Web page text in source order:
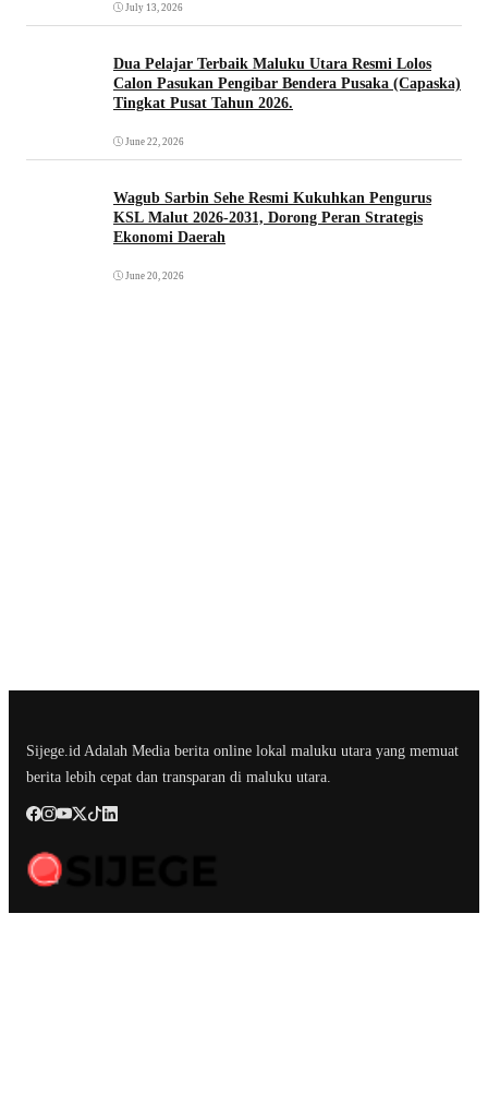
July 13, 2026
Dua Pelajar Terbaik Maluku Utara Resmi Lolos
Calon Pasukan Pengibar Bendera Pusaka (Capaska)
Tingkat Pusat Tahun 2026.
June 22, 2026
Wagub Sarbin Sehe Resmi Kukuhkan Pengurus
KSL Malut 2026-2031, Dorong Peran Strategis
Ekonomi Daerah
June 20, 2026
Sijege.id Adalah Media berita online lokal maluku utara yang memuat
berita lebih cepat dan transparan di maluku utara.